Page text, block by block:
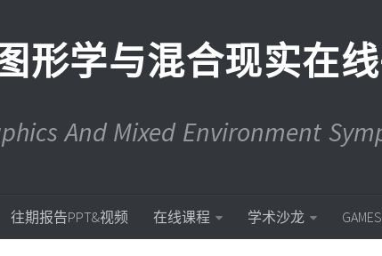
形学与混合现实在
And Mixed Environment
往期报告PPT&视频 在线课程 学术沙龙